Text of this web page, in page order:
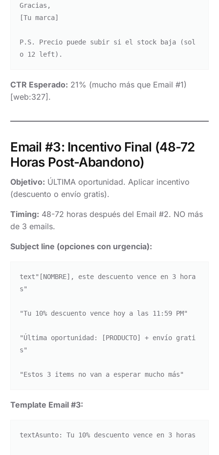
Gracias,
[Tu marca]
P.S. Precio puede subir si el stock baja (sol
CTR Esperado: 21% (mucho más que Email #1)
[web:327].
Email #3: Incentivo Final (48-72
Horas Post-Abandono)
Objetivo: ÚLTIMA oportunidad. Aplicar incentivo
(descuento o envío gratis).
Timing: 48-72 horas después del Email #2. NO más
de 3 emails.
Subject line (opciones con urgencia):
text"[NOMBRE], este descuento vence en 3 hora
s"
"Tu 10% descuento vence hoy a las 11:59 PM"
"Última oportunidad: [PRODUCTO] + envío grati
s"
Template Email #3:
textAsunto: Tu 10% descuento vence en 3 horas